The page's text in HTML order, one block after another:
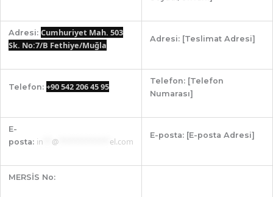
Adresi: Cumhuriyet Mah. 503
Sk. No:7/B Fethiye/Muğla
Adresi:[Teslimat Adresi]
Telefon: +90 542 206 45 95
Telefon:[Telefon
Numarası]
E-
posta: in @************ el.com
E-posta:[E-posta Adresi]
MERSİS No: